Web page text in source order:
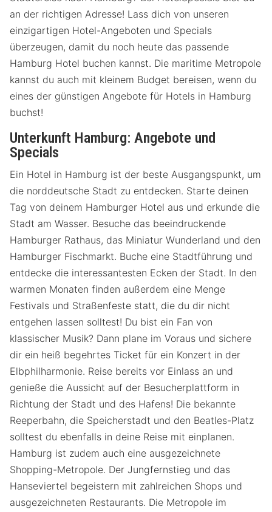
an der richtigen Adresse! Lass dich von unseren
einzigartigen Hotel-Angeboten und Specials
überzeugen, damit du noch heute das passende
Hamburg Hotel buchen kannst. Die maritime Metropole
kannst du auch mit kleinem Budget bereisen, wenn du
eines der günstigen Angebote für Hotels in Hamburg
buchst!
Unterkunft Hamburg: Angebote und
Specials
Ein Hotel in Hamburg ist der beste Ausgangspunkt, um
die norddeutsche Stadt zu entdecken. Starte deinen
Tag von deinem Hamburger Hotel aus und erkunde die
Stadt am Wasser. Besuche das beeindruckende
Hamburger Rathaus, das Miniatur Wunderland und den
Hamburger Fischmarkt. Buche eine Stadtführung und
entdecke die interessantesten Ecken der Stadt. In den
warmen Monaten finden außerdem eine Menge
Festivals und Straßenfeste statt, die du dir nicht
entgehen lassen solltest! Du bist ein Fan von
klassischer Musik? Dann plane im Voraus und sichere
dir ein heiß begehrtes Ticket für ein Konzert in der
Elbphilharmonie. Reise bereits vor Einlass an und
genieße die Aussicht auf der Besucherplattform in
Richtung der Stadt und des Hafens! Die bekannte
Reeperbahn, die Speicherstadt und den Beatles-Platz
solltest du ebenfalls in deine Reise mit einplanen.
Hamburg ist zudem auch eine ausgezeichnete
Shopping-Metropole. Der Jungfernstieg und das
Hanseviertel begeistern mit zahlreichen Shops und
ausgezeichneten Restaurants. Die Metropole im